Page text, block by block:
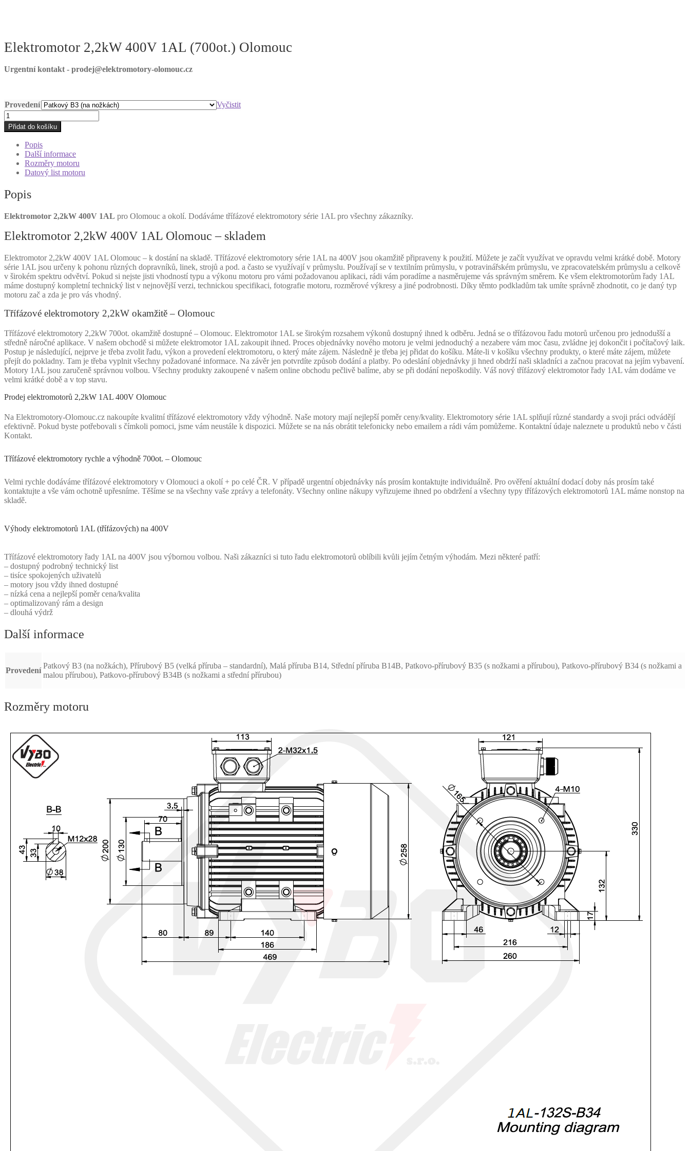
Elektromotor 2,2kW 400V 1AL (700ot.) Olomouc
Urgentní kontakt - prodej@elektromotory-olomouc.cz
Provedení
Vyčistit
Elektromotor
2,2kW
400V
1AL
(700ot.)
Olomouc
množství
Přidat do košíku
Popis
Další informace
Rozměry motoru
Datový list motoru
Popis
Elektromotor 2,2kW 400V 1AL pro Olomouc a okolí. Dodáváme třífázové elektromotory série 1AL pro všechny zákazníky.
Elektromotor 2,2kW 400V 1AL Olomouc – skladem
Elektromotor 2,2kW 400V 1AL Olomouc – k dostání na skladě. Třífázové elektromotory série 1AL na 400V jsou okamžitě připraveny k použití. Můžete je začít využívat ve opravdu velmi krátké době. Motory
série 1AL jsou určeny k pohonu různých dopravníků, linek, strojů a pod. a často se využívají v průmyslu. Používají se v textilním průmyslu, v potravinářském průmyslu, ve zpracovatelském průmyslu a celkově
v širokém spektru odvětví. Pokud si nejste jisti vhodností typu a výkonu motoru pro vámi požadovanou aplikaci, rádi vám poradíme a nasměrujeme vás správným směrem. Ke všem elektromotorům řady 1AL
máme dostupný kompletní technický list v nejnovější verzi, technickou specifikaci, fotografie motoru, rozměrové výkresy a jiné podrobnosti. Díky těmto podkladům tak umíte správně zhodnotit, co je daný typ
motoru zač a zda je pro vás vhodný.
Třífázové elektromotory 2,2kW okamžitě – Olomouc
Třífázové elektromotory 2,2kW 700ot. okamžitě dostupné – Olomouc. Elektromotor 1AL se širokým rozsahem výkonů dostupný ihned k odběru. Jedná se o třífázovou řadu motorů určenou pro jednodušší a
středně náročné aplikace. V našem obchodě si můžete elektromotor 1AL zakoupit ihned. Proces objednávky nového motoru je velmi jednoduchý a nezabere vám moc času, zvládne jej dokončit i počítačový laik.
Postup je následující, nejprve je třeba zvolit řadu, výkon a provedení elektromotoru, o který máte zájem. Následně je třeba jej přidat do košíku. Máte-li v košíku všechny produkty, o které máte zájem, můžete
přejít do pokladny. Tam je třeba vyplnit všechny požadované informace. Na závěr jen potvrdíte způsob dodání a platby. Po odeslání objednávky ji hned obdrží naši skladníci a začnou pracovat na jejím vybavení.
Motory 1AL jsou zaručeně správnou volbou. Všechny produkty zakoupené v našem online obchodu pečlivě balíme, aby se při dodání nepoškodily. Váš nový třífázový elektromotor řady 1AL vám dodáme ve
velmi krátké době a v top stavu.
Prodej elektromotorů 2,2kW 1AL 400V Olomouc
Na Elektromotory-Olomouc.cz nakoupíte kvalitní třífázové elektromotory vždy výhodně. Naše motory mají nejlepší poměr ceny/kvality. Elektromotory série 1AL splňují různé standardy a svoji práci odvádějí
efektivně. Pokud byste potřebovali s čímkoli pomoci, jsme vám neustále k dispozici. Můžete se na nás obrátit telefonicky nebo emailem a rádi vám pomůžeme. Kontaktní údaje naleznete u produktů nebo v části
Kontakt.
Třífázové elektromotory rychle a výhodně 700ot. – Olomouc
Velmi rychle dodáváme třífázové elektromotory v Olomouci a okolí + po celé ČR. V případě urgentní objednávky nás prosím kontaktujte individuálně. Pro ověření aktuální dodací doby nás prosím také
kontaktujte a vše vám ochotně upřesníme. Těšíme se na všechny vaše zprávy a telefonáty. Všechny online nákupy vyřizujeme ihned po obdržení a všechny typy třífázových elektromotorů 1AL máme nonstop na
skladě.
Výhody elektromotorů 1AL (třífázových) na 400V
Třífázové elektromotory řady 1AL na 400V jsou výbornou volbou. Naši zákazníci si tuto řadu elektromotorů oblíbili kvůli jejím četným výhodám. Mezi některé patří:
– dostupný podrobný technický list
– tisíce spokojených uživatelů
– motory jsou vždy ihned dostupné
– nízká cena a nejlepší poměr cena/kvalita
– optimalizovaný rám a design
– dlouhá výdrž
Další informace
Provedení
Patkový B3 (na nožkách), Přírubový B5 (velká příruba – standardní), Malá příruba B14, Střední příruba B14B, Patkovo-přírubový B35 (s nožkami a přírubou), Patkovo-přírubový B34 (s nožkami a
malou přírubou), Patkovo-přírubový B34B (s nožkami a střední přírubou)
Rozměry motoru